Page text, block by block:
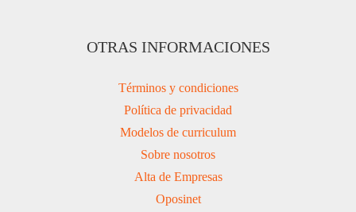
OTRAS INFORMACIONES
Términos y condiciones
Política de privacidad
Modelos de curriculum
Sobre nosotros
Alta de Empresas
Oposinet